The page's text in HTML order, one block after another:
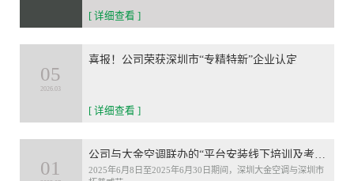
[ 详细查看 ]
05
2026.03
喜报！公司荣获深圳市“专精特新”企业认定
[ 详细查看 ]
01
2025年6月8日至2025年6月30日期间，深圳大金空调与深圳市